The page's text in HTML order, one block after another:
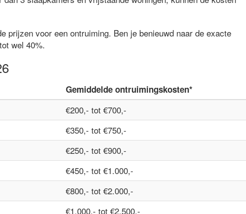
prijzen voor een ontruiming. Ben je benieuwd naar de exacte
wel 40%.
Gemiddelde ontruimingskosten*
€200,- tot €700,-
€350,- tot €750,-
€250,- tot €900,-
€450,- tot €1.000,-
€800,- tot €2.000,-
€1.000,- tot €2.500,-